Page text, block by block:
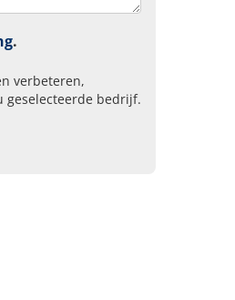
.
verbeteren,
geselecteerde bedrijf.